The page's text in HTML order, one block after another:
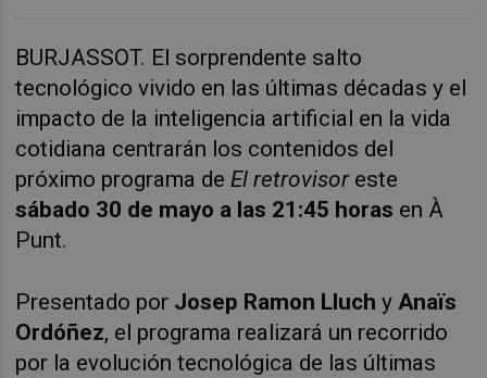
BURJASSOT. El sorprendente salto
tecnológico vivido en las últimas décadas y el
impacto de la inteligencia artificial en la vida
cotidiana centrarán los contenidos del
próximo programa deEl retrovisor este
sábado 30 de mayo a las 21:45 horas en À
Punt.
Presentado por Josep Ramon Lluch yAnaïs
Ordóñez, el programa realizará un recorrido
por la evolución tecnológica de las últimas